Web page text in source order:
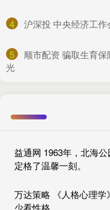
4 沪深投 中央经济工
5
顺市配资 骗取生育
光
益通网 1963年，北海
定格了温馨一刻。
万达策略 《人格心理学
少看性格